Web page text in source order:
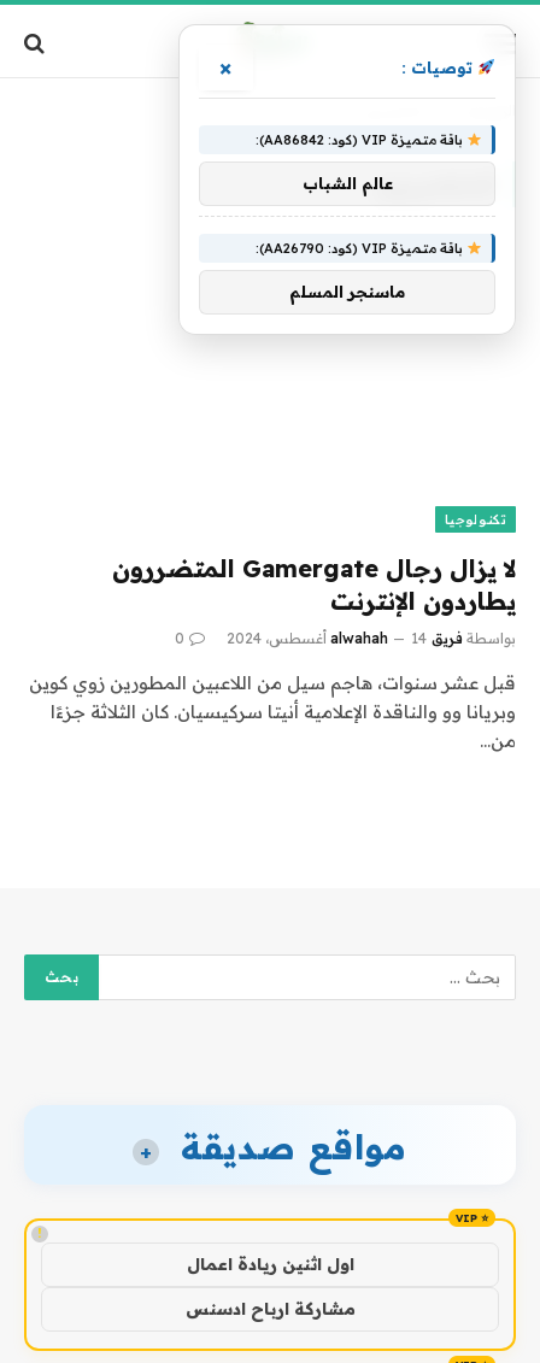
المتضررون
تكنولوجيا
لا يزال رجال Gamergate المتضررون
يطاردون الإنترنت
بواسطة فريق alwahah 14 أغسطس، 2024 0
قبل عشر سنوات، هاجم سيل من اللاعبين المطورين زوي كوين
وبريانا وو والناقدة الإعلامية أنيتا سركيسيان. كان الثلاثة جزءًا
من…
مواقع صديقة +
!
اول اثنين ريادة اعمال
مشاركة ارباح ادسنس
توصيات : ×
باقة متميزة VIP (كود: AA86842):
عالم الشباب
باقة متميزة VIP (كود: AA26790):
ماسنجر المسلم